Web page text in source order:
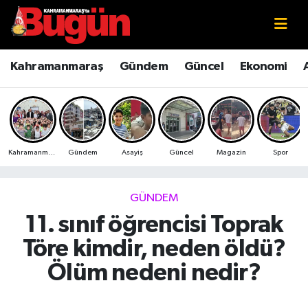
Kahramanmaraş Gündem Güncel Ekonomi
Gündem Asayiş Güncel Magazin Spor
GÜNDEM
11. sınıf öğrencisi Toprak
Töre kimdir, neden öldü?
Ölüm nedeni nedir?
Kahramanmaraş
Kahramanmaraş Sokak Röportajları
Bilim ve Teknoloji
Çevre
Ekonomi
Genel
Kahramanmaraş Nöbetçi Eczaneler
Kahramanmaraş Hava Durumu
Kahramanmaraş Namaz Vakitleri
Kahramanmaraş Trafik Yoğunluk Haritası
Süper Lig Puan Durumu ve Fikstür
Tüm Manşetler
Son Dakika Haberleri